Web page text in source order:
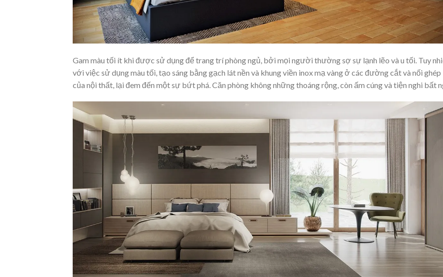
Gam màu tối ít khi được sử dụng để trang trí phòng ngủ, bởi mọi người thường sợ sự lạnh lẽo và u tối. Tuy
với việc sử dụng màu tối, tạo sáng bằng gạch lát nền và khung viền inox mạ vàng ở các đường cắt và nối ghép
của nội thất, lại đem đến một sự bứt phá. Căn phòng không những thoáng rộng, còn ấm cúng và tiện nghi bất